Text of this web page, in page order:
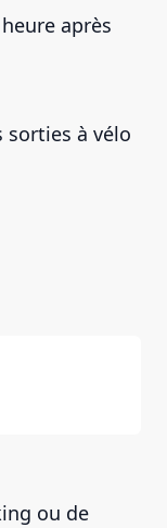
après
à vélo
ou de